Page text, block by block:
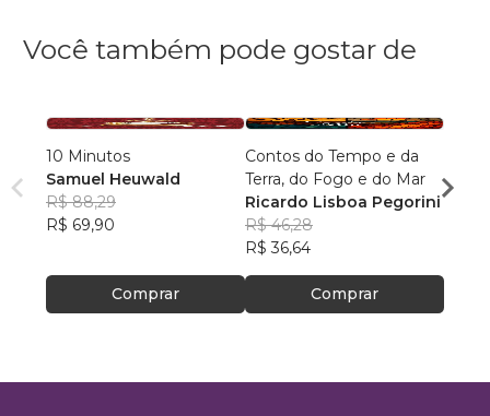
Você também pode gostar de
10 Minutos
Samuel Heuwald
R$ 88,29
R$ 69,90
Comprar
Contos do Tempo e da
Terra, do Fogo e do Mar
Ricardo Lisboa Pegorini
R$ 46,28
R$ 36,64
Comprar